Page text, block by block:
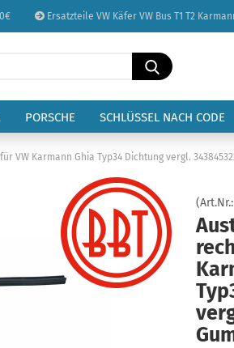
Ersatzteile VW Käfer VW Bus T1 T2
Sprache auswählen
Lieferland
Passwort
Konto erstellen
Passwort
Suche...
PORSCHE SCHLÜSSEL NACH CODE
VW Karmann Ghia Typ34 Dichtung vergl.
(Art.Nr.: